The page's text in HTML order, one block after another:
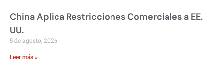
China Aplica Restricciones Comerciales a EE.
UU.
5 de agosto, 2026
Leer más »